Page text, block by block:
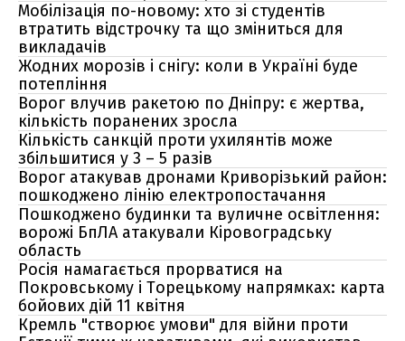
Мобілізація по-новому: хто зі студентів
втратить відстрочку та що зміниться для
викладачів
Жодних морозів і снігу: коли в Україні буде
потепління
Ворог влучив ракетою по Дніпру: є жертва,
кількість поранених зросла
Кількість санкцій проти ухилянтів може
збільшитися у 3 – 5 разів
Ворог атакував дронами Криворізький район:
пошкоджено лінію електропостачання
Пошкоджено будинки та вуличне освітлення:
ворожі БпЛА атакували Кіровоградську
область
Росія намагається прорватися на
Покровському і Торецькому напрямках: карта
бойових дій 11 квітня
Кремль "створює умови" для війни проти